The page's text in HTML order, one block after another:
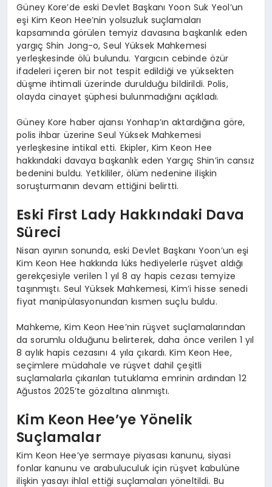
Güney Kore’de eski Devlet Başkanı Yoon Suk Yeol’un
eşi Kim Keon Hee’nin yolsuzluk suçlamaları
kapsamında görülen temyiz davasına başkanlık eden
yargıç Shin Jong-o, Seul Yüksek Mahkemesi
yerleşkesinde ölü bulundu. Yargıcın cebinde özür
ifadeleri içeren bir not tespit edildiği ve yüksekten
düşme ihtimali üzerinde durulduğu bildirildi. Polis,
olayda cinayet şüphesi bulunmadığını açıkladı.
Güney Kore haber ajansı Yonhap’ın aktardığına göre,
polis ihbar üzerine Seul Yüksek Mahkemesi
yerleşkesine intikal etti. Ekipler, Kim Keon Hee
hakkındaki davaya başkanlık eden Yargıç Shin’in cansız
bedenini buldu. Yetkililer, ölüm nedenine ilişkin
soruşturmanın devam ettiğini belirtti.
Eski First Lady Hakkındaki Dava
Süreci
Nisan ayının sonunda, eski Devlet Başkanı Yoon’un eşi
Kim Keon Hee hakkında lüks hediyelerle rüşvet aldığı
gerekçesiyle verilen 1 yıl 8 ay hapis cezası temyize
taşınmıştı. Seul Yüksek Mahkemesi, Kim’i hisse senedi
fiyat manipülasyonundan kısmen suçlu buldu.
Mahkeme, Kim Keon Hee’nin rüşvet suçlamalarından
da sorumlu olduğunu belirterek, daha önce verilen 1 yıl
8 aylık hapis cezasını 4 yıla çıkardı. Kim Keon Hee,
seçimlere müdahale ve rüşvet dahil çeşitli
suçlamalarla çıkarılan tutuklama emrinin ardından 12
Ağustos 2025’te gözaltına alınmıştı.
Kim Keon Hee’ye Yönelik
Suçlamalar
Kim Keon Hee’ye sermaye piyasası kanunu, siyasi
fonlar kanunu ve arabuluculuk için rüşvet kabulüne
ilişkin yasayı ihlal ettiği suçlamaları yöneltildi. Bu